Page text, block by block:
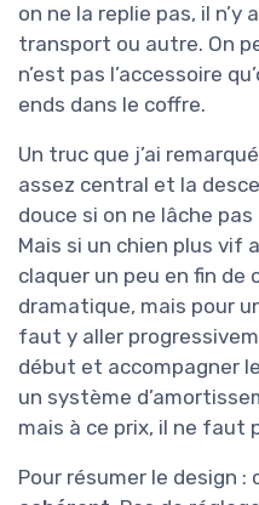
on ne la replie pas, il n’y
transport ou autre. On
n’est pas l’accessoire
ends dans le coffre.
Un truc que j’ai
assez central et la
douce si on ne lâche
Mais si un chien plus vif
claquer un peu en fin de
dramatique, mais pour
faut y aller
début et accompagner
un système
mais à ce prix, il ne faut
Pour résumer le design :